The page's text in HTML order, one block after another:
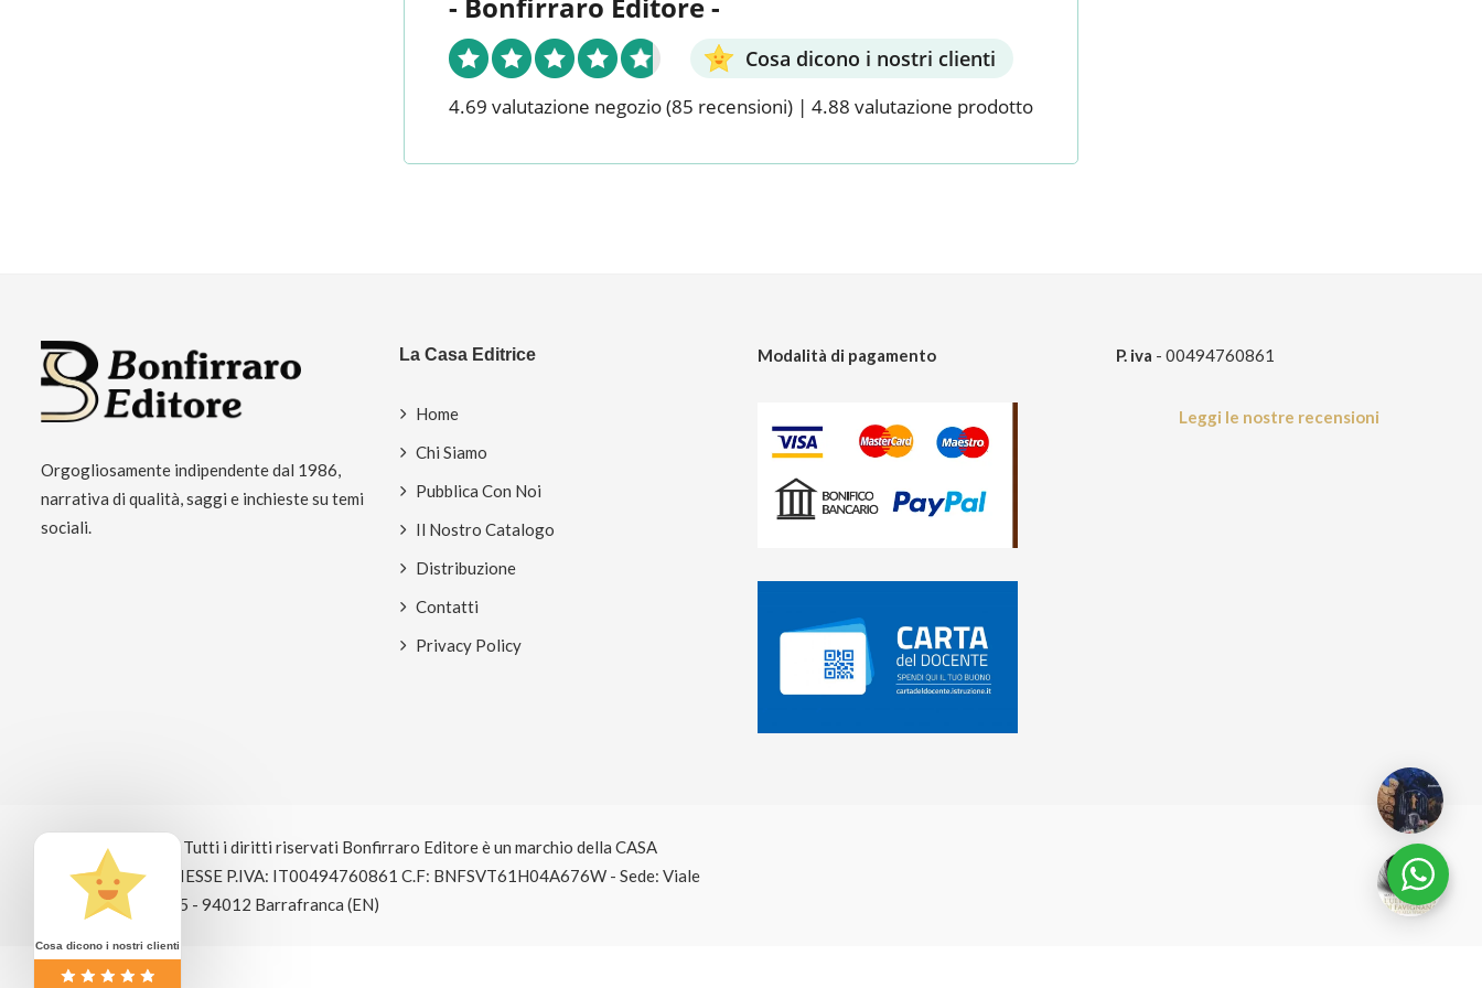
- Bonfirraro Editore -
Cosa dicono i nostri clienti
4.69 valutazione negozio(85 recensioni) | 4.88 valutazione prodotto
Orgogliosamente indipendente dal 1986,
narrativa di qualità, saggi e inchieste su temi
sociali.
La Casa Editrice
Home
Chi Siamo
Pubblica Con Noi
Il Nostro Catalogo
Distribuzione
Contatti
Privacy Policy
Modalità di pagamento P. iva - 00494760861
Leggi le nostre recensioni
© Copyright 2026 Tutti i diritti riservati Bonfirraro Editore è un marchio della CASA
EDITRICE BOSE GIESSE P.IVA: IT00494760861 C.F: BNFSVT61H04A676W - Sede: Viale
Signole Ritrovato, 5 - 94012 Barrafranca (EN)
Cosa dicono i nostri clienti